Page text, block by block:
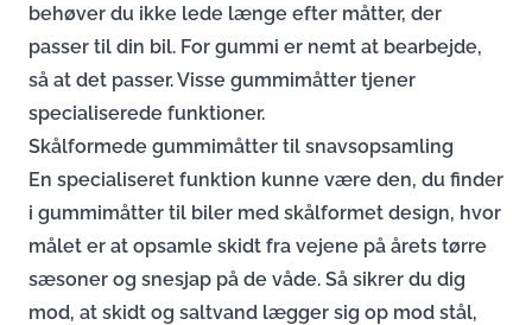
behøver du ikke lede længe efter måtter, der
passer til din bil. For gummi er nemt at bearbejde,
så at det passer. Visse gummimåtter tjener
specialiserede funktioner.
Skålformede gummimåtter til snavsopsamling
En specialiseret funktion kunne være den, du finder
i gummimåtter til biler med skålformet design, hvor
målet er at opsamle skidt fra vejene på årets tørre
sæsoner og snesjap på de våde. Så sikrer du dig
mod, at skidt og saltvand lægger sig op mod stål,